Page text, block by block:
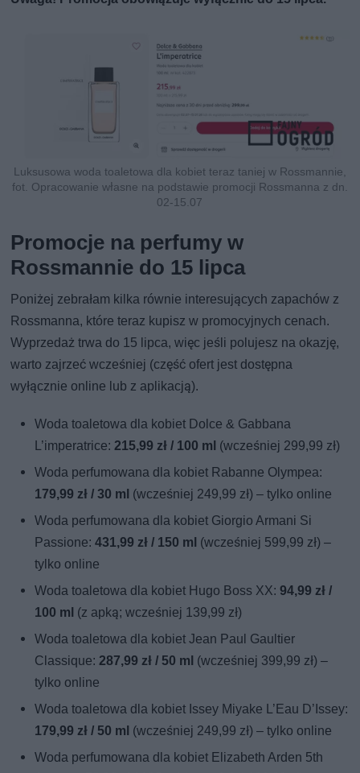
Luksusowa woda toaletowa dla kobiet teraz taniej w Rossmannie,
fot. Opracowanie własne na podstawie promocji Rossmanna z dn.
02-15.07
Promocje na perfumy w
Rossmannie do 15 lipca
Poniżej zebrałam kilka równie interesujących zapachów z
Rossmanna, które teraz kupisz w promocyjnych cenach.
Wyprzedaż trwa do 15 lipca, więc jeśli polujesz na okazję,
warto zajrzeć wcześniej (część ofert jest dostępna
wyłącznie online lub z aplikacją).
Woda toaletowa dla kobiet Dolce & Gabbana
L’imperatrice:215,99 zł / 100 ml (wcześniej 299,99 zł)
Woda perfumowana dla kobiet Rabanne Olympea:
179,99 zł / 30 ml (wcześniej 249,99 zł) – tylko online
Woda perfumowana dla kobiet Giorgio Armani Si
Passione:431,99 zł / 150 ml (wcześniej 599,99 zł) –
tylko online
Woda toaletowa dla kobiet Hugo Boss XX:94,99 zł /
100 ml (z apką; wcześniej 139,99 zł)
Woda toaletowa dla kobiet Jean Paul Gaultier
Classique:287,99 zł / 50 ml (wcześniej 399,99 zł) –
tylko online
Woda toaletowa dla kobiet Issey Miyake L’Eau D’Issey:
179,99 zł / 50 ml (wcześniej 249,99 zł) – tylko online
Woda perfumowana dla kobiet Elizabeth Arden 5th